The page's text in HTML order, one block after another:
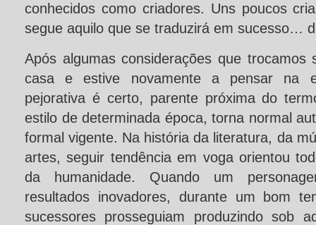
conhecidos como criadores. Uns poucos
segue aquilo que se traduzirá em sucesso…
Após algumas considerações que
casa e estive novamente a pensar na
pejorativa é certo, parente próxima do
estilo de determinada época, torna normal
formal vigente. Na história da literatura, da
artes, seguir tendência em voga orientou
da humanidade. Quando um
resultados inovadores, durante um bom
sucessores prosseguiam produzindo sob